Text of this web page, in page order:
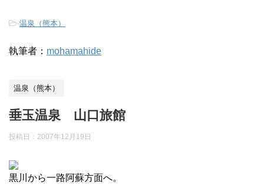
-温泉（熊本）
執筆者： mohamahide
温泉（熊本）
垂玉温泉 山口旅館
投稿日： 2007年12月19日
黒川から一路阿蘇方面へ。